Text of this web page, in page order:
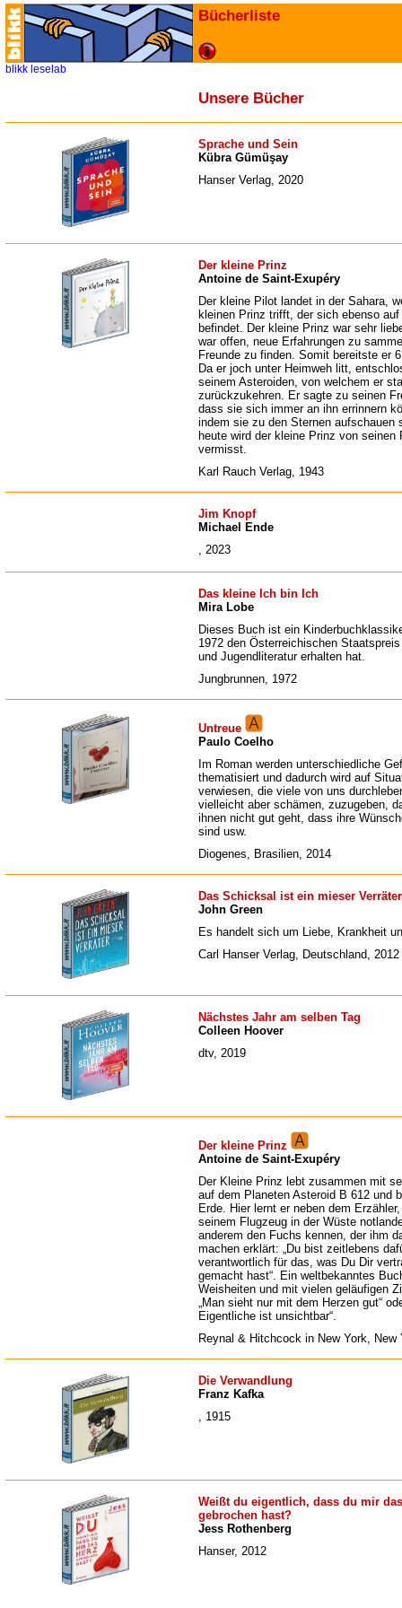
Bücherliste
blikk leselab
Unsere Bücher
Sprache und Sein
Kübra Gümüşay
Hanser Verlag, 2020
Der kleine Prinz
Antoine de Saint-Exupéry
Der kleine Pilot landet in der Sahara,
kleinen Prinz trifft, der sich ebenso auf
befindet. Der kleine Prinz war sehr
war offen, neue Erfahrungen zu
Freunde zu finden. Somit bereitste er
Da er joch unter Heimweh litt,
seinem Asteroiden, von welchem er
zurückzukehren. Er sagte zu seinen
dass sie sich immer an ihn errinnern
indem sie zu den Sternen aufschauen
heute wird der kleine Prinz von seinen
vermisst.
Karl Rauch Verlag, 1943
Jim Knopf
Michael Ende
, 2023
Das kleine Ich bin Ich
Mira Lobe
Dieses Buch ist ein
1972 den Österreichischen
und Jugendliteratur erhalten hat.
Jungbrunnen, 1972
Untreue
Paulo Coelho
Im Roman werden unterschiedliche
thematisiert und dadurch wird auf
verwiesen, die viele von uns
vielleicht aber schämen, zuzugeben,
ihnen nicht gut geht, dass ihre
sind usw.
Diogenes, Brasilien, 2014
Das Schicksal ist ein mieser Verräter
John Green
Es handelt sich um Liebe, Krankheit
Carl Hanser Verlag, Deutschland, 2012
Nächstes Jahr am selben Tag
Colleen Hoover
dtv, 2019
Der kleine Prinz
Antoine de Saint-Exupéry
Der Kleine Prinz lebt zusammen mit
auf dem Planeten Asteroid B 612 und
Erde. Hier lernt er neben dem
seinem Flugzeug in der Wüste
anderem den Fuchs kennen, der ihm
machen erklärt: „Du bist zeitlebens
verantwortlich für das, was Du Dir
gemacht hast“. Ein weltbekanntes
Weisheiten und mit vielen geläufigen
„Man sieht nur mit dem Herzen gut“
Eigentliche ist unsichtbar“.
Reynal & Hitchcock in New York, New
Die Verwandlung
Franz Kafka
, 1915
Weißt du eigentlich, dass du mir
gebrochen hast?
Jess Rothenberg
Hanser, 2012